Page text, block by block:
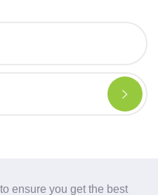
By Integral Web Studio
ensure you get the best